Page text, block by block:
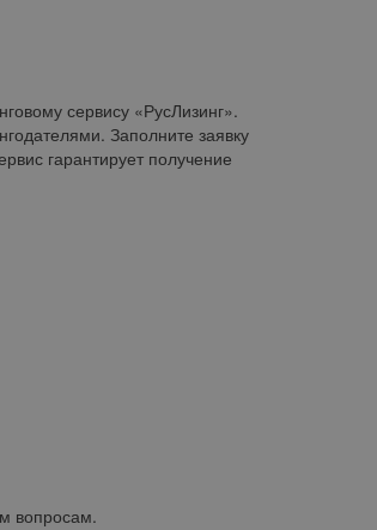
сервису «РусЛизинг».
Заполните заявку
гарантирует получение
вопросам.